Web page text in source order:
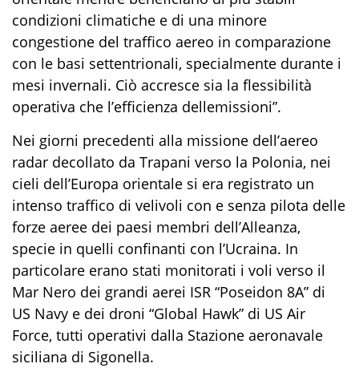
condizioni climatiche e di una minore
congestione del traffico aereo in comparazione
con le basi settentrionali, specialmente durante i
mesi invernali. Ciò accresce sia la flessibilità
operativa che l’efficienza dellemissioni”.
Nei giorni precedenti alla missione dell’aereo
radar decollato da Trapani verso la Polonia, nei
cieli dell’Europa orientale si era registrato un
intenso traffico di velivoli con e senza pilota delle
forze aeree dei paesi membri dell’Alleanza,
specie in quelli confinanti con l’Ucraina. In
particolare erano stati monitorati i voli verso il
Mar Nero dei grandi aerei ISR “Poseidon 8A” di
US Navy e dei droni “Global Hawk” di US Air
Force, tutti operativi dalla Stazione aeronavale
siciliana di Sigonella.